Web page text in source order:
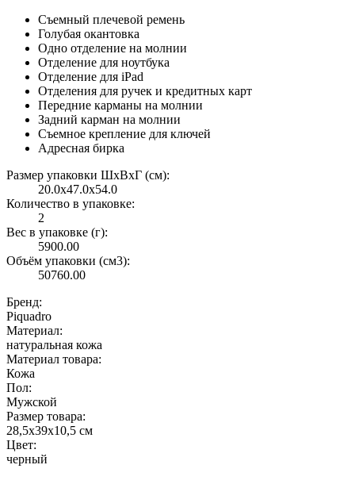
Съемный плечевой ремень
Голубая окантовка
Одно отделение на молнии
Отделение для ноутбука
Отделение для iPad
Отделения для ручек и кредитных карт
Передние карманы на молнии
Задний карман на молнии
Съемное крепление для ключей
Адресная бирка
Размер упаковки ШxВxГ (см):
20.0x47.0x54.0
Количество в упаковке:
2
Вес в упаковке (г):
5900.00
Объём упаковки (см3):
50760.00
Бренд:
Piquadro
Материал:
натуральная кожа
Материал товара:
Кожа
Пол:
Мужской
Размер товара:
28,5x39x10,5 см
Цвет:
черный